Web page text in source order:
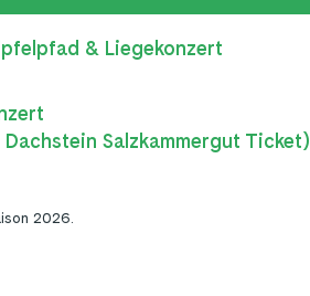
& Liegekonzert
Salzkammergut Ticket)
2026.